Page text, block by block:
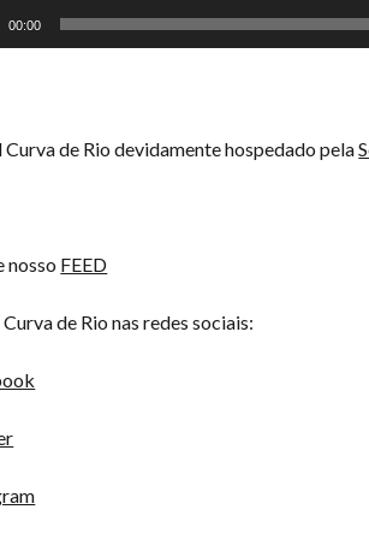
00:00
Curva de Rio devidamente hospedado pela
nosso FEED
Curva de Rio nas redes sociais: